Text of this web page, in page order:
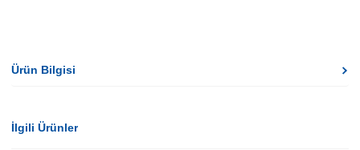
Ürün Bilgisi
İlgili Ürünler